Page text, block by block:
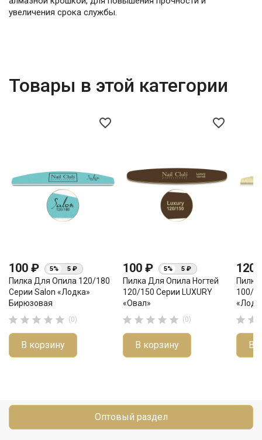
увеличения срока службы.
Товары в этой категории
favorite_border
100 ₽ 5% 5 ₽
Пилка Для Опила 120/180
Серии Salon «лодка»
Бирюзовая
     (0)
В корзину
favorite_border
100 ₽ 5% 5 ₽
Пилка Для Опила Ногтей
120/150 Серии LUXURY
«овал»
     (0)
В корзину
120
100/
 
В
Оптовый раздел